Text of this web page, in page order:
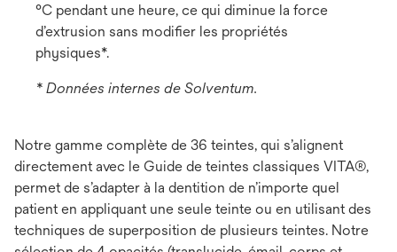
°C pendant une heure, ce qui diminue la force
d’extrusion sans modifier les propriétés
physiques*.
* Données internes de Solventum.
Notre gamme complète de 36 teintes, qui s’alignent
directement avec le Guide de teintes classiques VITA®,
permet de s’adapter à la dentition de n’importe quel
patient en appliquant une seule teinte ou en utilisant des
techniques de superposition de plusieurs teintes. Notre